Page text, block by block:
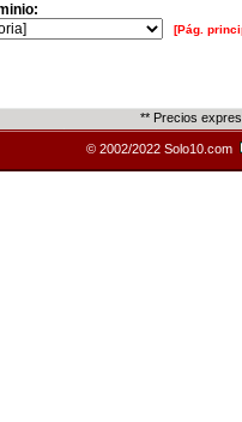
[Pág.
** Precios
© 2002/2022 Solo10.com